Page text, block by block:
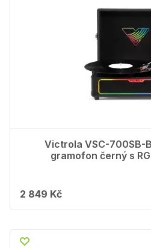
Victrola VSC-700SB-
gramofon černý s
2 849 Kč